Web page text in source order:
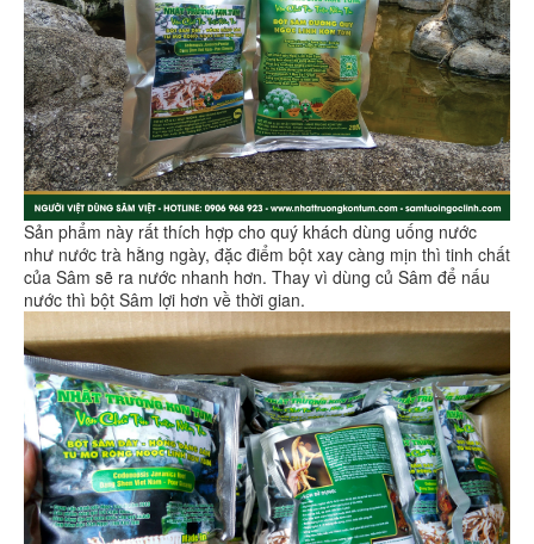
Sản phẩm này rất thích hợp cho quý khách dùng uống nước
như nước trà hằng ngày, đặc điểm bột xay càng mịn thì tinh chất
của Sâm sẽ ra nước nhanh hơn. Thay vì dùng củ Sâm để nấu
nước thì bột Sâm lợi hơn về thời gian.